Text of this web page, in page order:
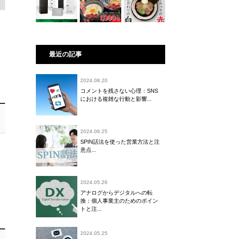
最近の記事
2024.08.20
コメントを残さない心理：SNS
における複雑な行動と影響...
2024.06.25
SPIN話法を使った営業方法と注
意点...
2024.05.26
アナログからデジタルへの転
換：個人事業主のためのポイン
トと注...
2024.05.25